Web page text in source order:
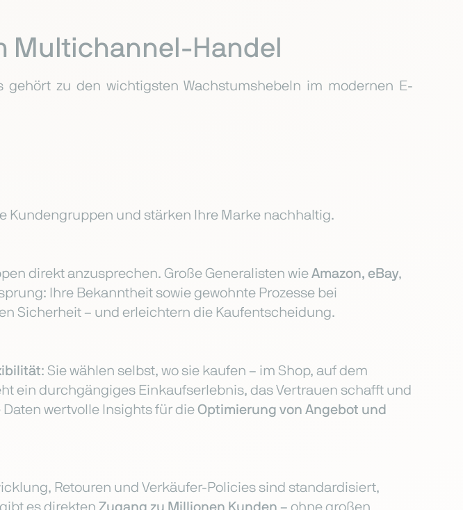
Multichannel-Handel
gehört zu den wichtigsten Wachstumshebeln im modernen E-
Kundengruppen und stärken Ihre Marke nachhaltig.
direkt anzusprechen. Große Generalisten wieAmazon, eBay,
Ihre Bekanntheit sowie gewohnte Prozesse bei
Sicherheit – und erleichtern die Kaufentscheidung.
: Sie wählen selbst, wo sie kaufen – im Shop, auf dem
ein durchgängiges Einkaufserlebnis, das Vertrauen schafft und
wertvolle Insights für die Optimierung von Angebot und
Retouren und Verkäufer-Policies sind standardisiert,
es direkten Zugang zu Millionen Kunden – ohne großen